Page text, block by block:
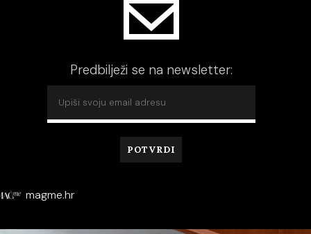
Predbilježi se na newsletter:
magme.hr